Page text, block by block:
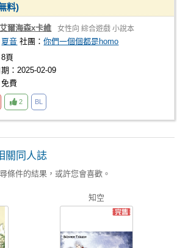
料)
艾爾海森x卡維 女性向 綜合遊戲 小說本
夏音 社團：你們一個個都是homo
頁
：2025-02-09
費
2 BL
關同人誌
條件的結果，或許您會喜歡。
知空